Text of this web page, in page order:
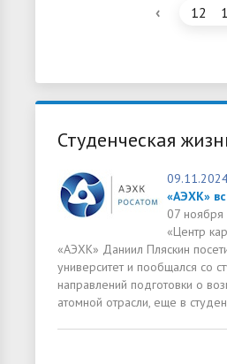
‹ 12
Студенческая
«АЭХК»
07 ноября
«Центр
«АЭХК» Даниил Пляскин
университет и пообщался со
направлений подготовки о
атомной отрасли, еще в